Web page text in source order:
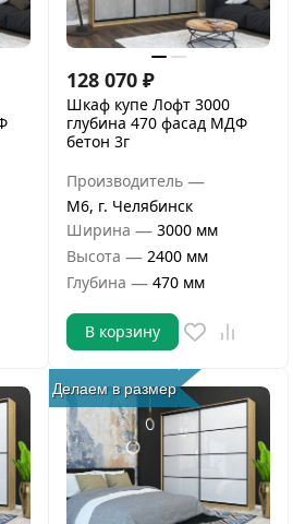
128 070 ₽
Шкаф купе Лофт 3000
глубина 470 фасад МДФ
бетон 3г
Производитель —
М6, г. Челябинск
Ширина — 3000 мм
Высота — 2400 мм
Глубина — 470 мм
В корзину
Делаем в размер